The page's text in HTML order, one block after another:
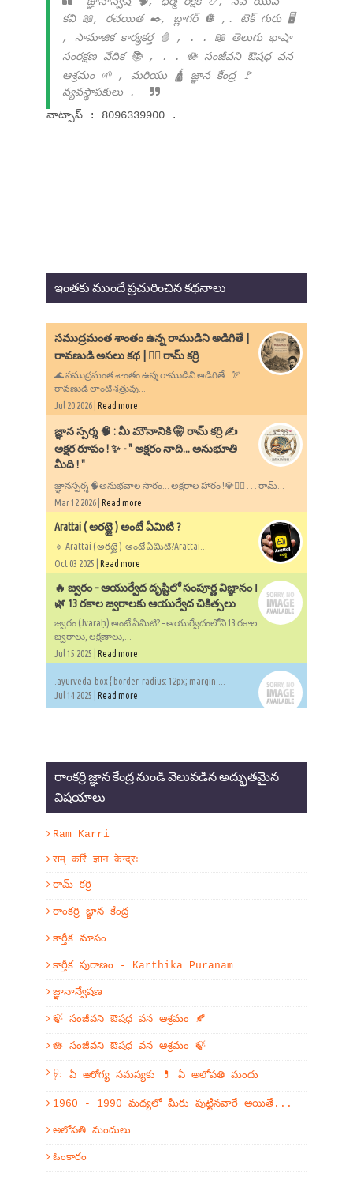
కవి 📖, రచయిత ✒️, బ్లాగర్ 🪩 ,. టెక్ గురు 🖥️
, సామాజిక కార్యకర్త 🩸 , . . 📖 తెలుగు భాషా
సంరక్షణ వేదిక 📚 , . . 🪷 సంజీవని ఔషధ వన
ఆశ్రమం 🌱 , మరియు 🛕 జ్ఞాన కేంద్ర 🚩
వ్యవస్థాపకులు .
వాట్సాప్ : 8096339900 .
ఇంతకు ముందే ప్రచురించిన కథనాలు
సముద్రమంత శాంతం ఉన్న రాముడిని అడిగితే |
రావణుడి అసలు కథ | ✍🏻 రామ్ కర్రి
🌊 సముద్రమంత శాంతం ఉన్న రాముడిని అడిగితే...🏹
రావణుడి లాంటి శత్రువు...
Jul 20 2026 | Read more
​జ్ఞాన స్పర్శ 🧠 : మీ మౌనానికి 🤫 రామ్ కర్రి ✍️
అక్షర రూపం ! ✨ - ​" అక్షరం నాది... అనుభూతి
మీది ! "
జ్ఞానస్పర్శ 🧠అనుభవాల సారం... అక్షరాల హారం !💎✍🏻 . . . రామ్...
Mar 12 2026 | Read more
Arattai ( అరట్టై ) అంటే ఏమిటి ?
🔹 Arattai ( అరట్టై ) అంటే ఏమిటి?Arattai...
Oct 03 2025 | Read more
🔥 జ్వరం – ఆయుర్వేద దృష్టిలో సంపూర్ణ విజ్ఞానం ౹
🌿 13 రకాల జ్వరాలకు ఆయుర్వేద చికిత్సలు
జ్వరం (Jvaraḥ) అంటే ఏమిటి? – ఆయుర్వేదంలోని 13 రకాల
జ్వరాలు, లక్షణాలు,...
Jul 15 2025 | Read more
.ayurveda-box { border-radius: 12px; margin:...
Jul 14 2025 | Read more
రాంకర్రి జ్ఞాన కేంద్ర నుండి వెలువడిన అద్భుతమైన
విషయాలు
Ram Karri
राम् कर्रि ज्ञान केन्द्रः
రామ్ కర్రి
రాంకర్రి జ్ఞాన కేంద్ర
కార్తీక మాసం
కార్తీక పురాణం - Karthika Puranam
జ్ఞానాన్వేషణ
🍃 సంజీవని ఔషధ వన ఆశ్రమం 🍂
🪷 సంజీవని ఔషధ వన ఆశ్రమం 🍃
🩺 ఏ ఆరోగ్య సమస్యకు 💊 ఏ అలోపతి మందు
1960 - 1990 మధ్యలో మీరు పుట్టినవారే అయితే...
అలోపతి మందులు
ఓంకారం